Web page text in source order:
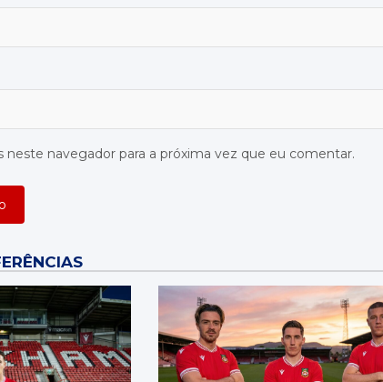
neste navegador para a próxima vez que eu comentar.